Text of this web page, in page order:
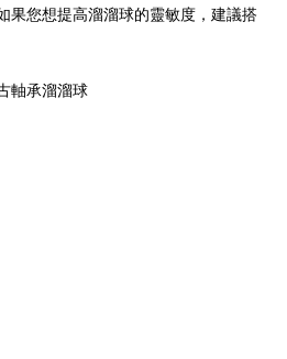
果您想提高溜溜球的靈敏度，建議搭
軸承溜溜球